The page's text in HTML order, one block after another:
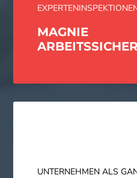
MAGNIE
UNTERNEHMEN ALS